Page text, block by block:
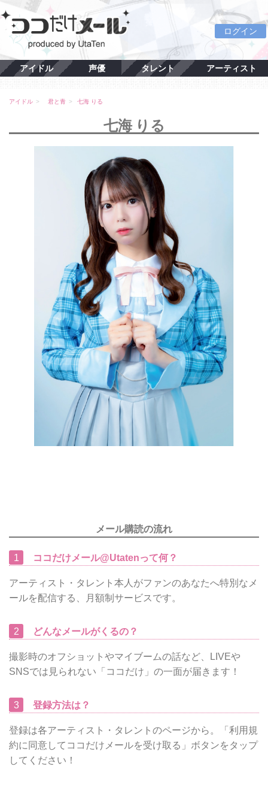
ログイン
アイドル 声優 タレント アーティスト
アイドル 君と青 七海 りる
七海 りる
メール購読の流れ
1 ココだけメール@Utatenって何？
アーティスト・タレント本人がファンのあなたへ特別なメ
ールを配信する、月額制サービスです。
2 どんなメールがくるの？
撮影時のオフショットやマイブームの話など、LIVEや
SNSでは見られない「ココだけ」の一面が届きます！
3 登録方法は？
登録は各アーティスト・タレントのページから。「利用規
約に同意してココだけメールを受け取る」ボタンをタップ
してください！